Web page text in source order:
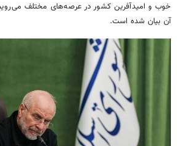
خوب و امیدآفرین کشور در عرصه‌های مختلف
آن بیان شده است.